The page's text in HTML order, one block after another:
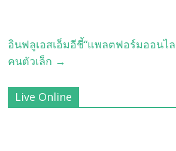
อินฟลูเอสเอ็มอีชี้“แพลตฟอร์มออนไ
คนตัวเล็ก →
Live Online